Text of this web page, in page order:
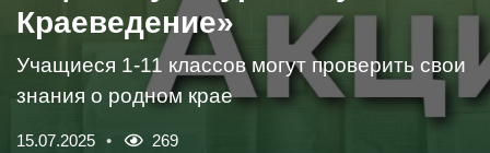
Краеведение»
Учащиеся 1-11 классов могут проверить свои
знания о родном крае
15.07.2025 269